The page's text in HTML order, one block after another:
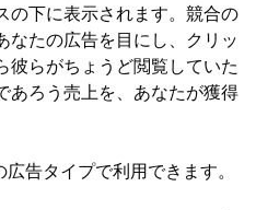
の下に表示されます。競合の
なたの広告を目にし、クリッ
彼らがちょうど閲覧していた
あろう売上を、あなたが獲得
告タイプで利用できます。